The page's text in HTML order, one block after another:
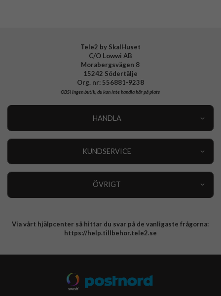
Tele2 by SkalHuset
C/O Lowwi AB
Morabergsvägen 8
15242 Södertälje
Org. nr: 556881-9238
OBS!Ingen butik, du kan inte handla här på plats
HANDLA
KUNDSERVICE
ÖVRIGT
Integritetspolicy
Via vårt hjälpcenter så hittar du svar på de vanligaste frågorna:
https://help.tillbehor.tele2.se